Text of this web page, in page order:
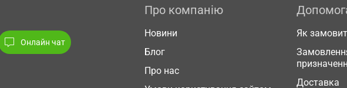
Онлайн чат
Про компанію
Новини
Блог
Про нас
Як
Доставка